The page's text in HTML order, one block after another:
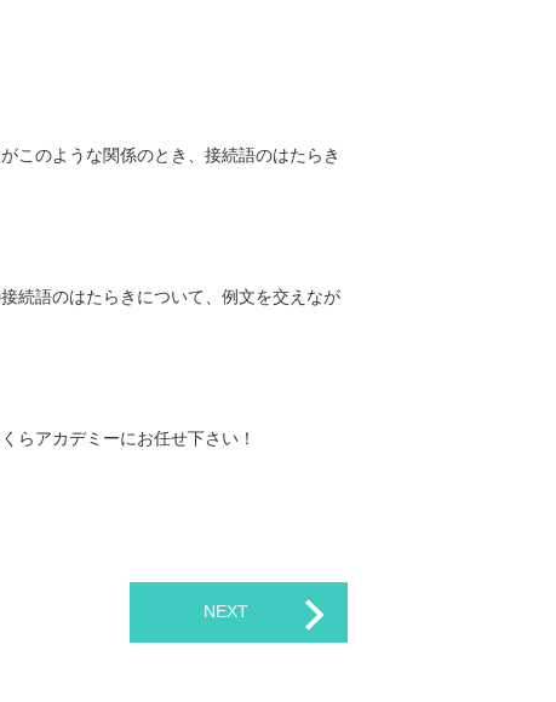
このような関係のとき、接続語のはたらき
続語のはたらきについて、例文を交えなが
らアカデミーにお任せ下さい！
NEXT